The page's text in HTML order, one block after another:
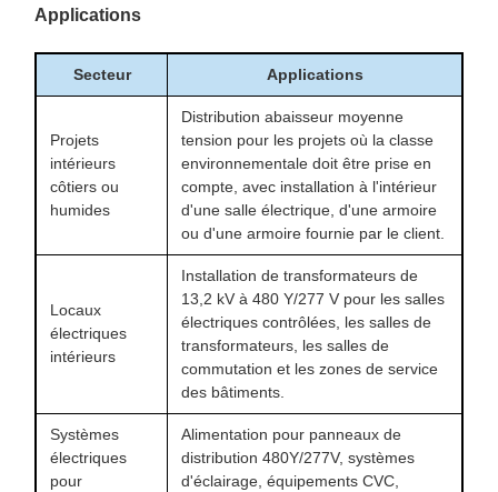
Applications
Secteur Applications
Projets
intérieurs
côtiers ou
humides
Distribution abaisseur moyenne
tension pour les projets où la classe
environnementale doit être prise en
compte, avec installation à l'intérieur
d'une salle électrique, d'une armoire
ou d'une armoire fournie par le client.
Locaux
électriques
intérieurs
Installation de transformateurs de
13,2 kV à 480 Y/277 V pour les salles
électriques contrôlées, les salles de
transformateurs, les salles de
commutation et les zones de service
des bâtiments.
Systèmes
électriques
pour
Alimentation pour panneaux de
distribution 480Y/277V, systèmes
d'éclairage, équipements CVC,